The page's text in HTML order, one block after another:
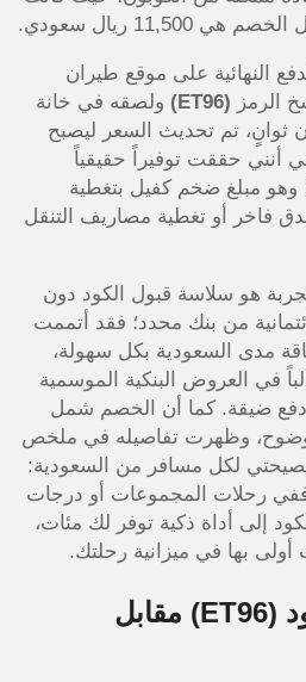
ريال سعودي.
النهائية على موقع طيران
الرمز (ET96)
ولصقه في خانة
ثوانٍ، تم تحديث السعر ليصبح
يعني أنني حققت توفيراً حقيقياً
قدره 1,150 ريالاً، وهو مبلغ ضخم كفيل بتغطية
فاخر أو تغطية مصاريف التنقل
هو سلاسة قبول الكود دون
من بنك محدد؛ فقد أتممت
مدى السعودية بكل سهولة،
في العروض البنكية الموسمية
ضيقة. كما أن الخصم شمل
وظهرت تفاصيله في ملخص
نصيحتي لكل مسافر من السعودية:
بنسبة الـ 10%، ففي رحلات المجموعات أو درجات
إلى أداة ذكية توفر لك مئات،
أولى بها في ميزانية رحلتك.
(ET96)
مقابل